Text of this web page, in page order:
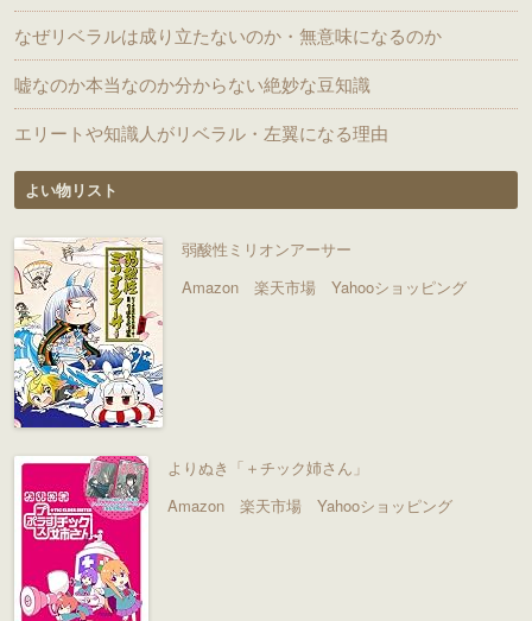
なぜリベラルは成り立たないのか・無意味になるのか
嘘なのか本当なのか分からない絶妙な豆知識
エリートや知識人がリベラル・左翼になる理由
よい物リスト
弱酸性ミリオンアーサー
Amazon
楽天市場 Yahooショッピング
よりぬき「＋チック姉さん」
Amazon
楽天市場 Yahooショッピング